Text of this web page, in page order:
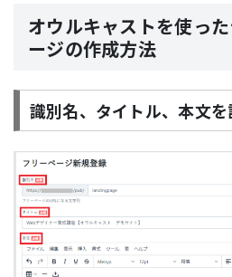
オウルキャストを使っ
ージの作成方法
識別名、タイトル、本文